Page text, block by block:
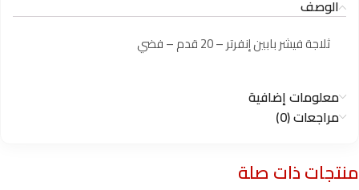
الوصف
ثلاجة فيشر بابين إنفرتر – 20 قدم – فضي
معلومات إضافية
مراجعات (0)
منتجات ذات صلة